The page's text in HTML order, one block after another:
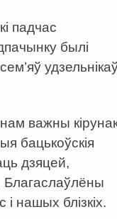
падчас
былі
важны
бацькоўскія
дзяцей,
і нашых блізкіх.